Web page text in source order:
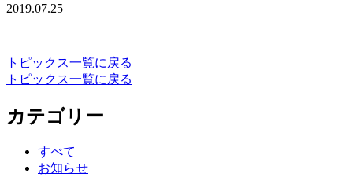
2019.07.25
トピックス一覧に戻る
トピックス一覧に戻る
カテゴリー
すべて
お知らせ